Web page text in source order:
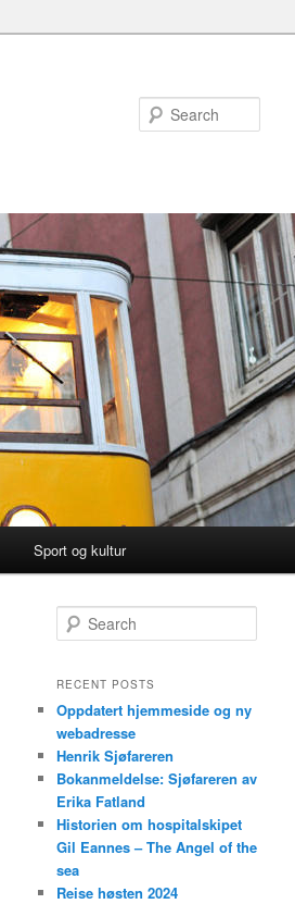
Sport og kultur
e
r
h
RECENT POSTS
Oppdatert hjemmeside og ny
webadresse
Henrik Sjøfareren
Bokanmeldelse: Sjøfareren av
Erika Fatland
Historien om hospitalskipet
Gil Eannes – The Angel of the
sea
Reise høsten 2024